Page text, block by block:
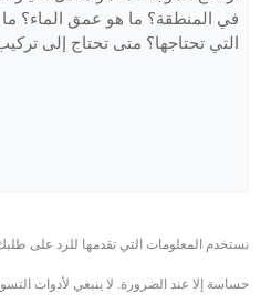
نستخدم المعلومات التي تقدمها للرد على
حساسة إلا عند الضرورة. لا ينبغي لأدوات